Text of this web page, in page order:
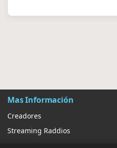
Mas Información
Creadores
Streaming Raddios